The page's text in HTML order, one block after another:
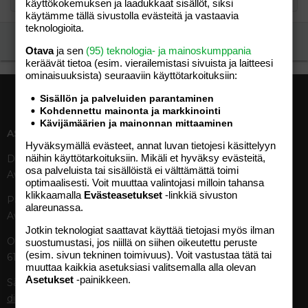
ASIAKASPALVELU
Digipalvelut (09) 156 6227
Avoinna ma–pe 8–19
Painettu lehti (09) 156 665
Avoinna ma–pe 8–19
Otavamedian vaihde (09) 156
61
Sähköposti (digi)
digi@otavamedia.fi
Tekniset tiedot, aikataulut ja
ilmoitushinnat
Tietoa verkon kävijöistä
Käyttöehdot
TUOTTEET
käyttökokemuksen ja laadukkaat sisällöt, siksi
käytämme tällä sivustolla evästeitä ja vastaavia
teknologioita.
Otavaja sen (95) teknologia- ja mainoskumppania
keräävät tietoa (esim. vierailemis­tasi sivuista ja laitteesi
ominaisuuk­sista) seuraaviin käyttötarkoituksiin:
Sisällön ja palveluiden parantaminen
Kohdennettu mainonta ja markkinointi
Kävijämäärien ja mainonnan mittaaminen
Hyväksymällä evästeet, annat luvan tietojesi käsittelyyn
näihin käyttötarkoituksiin. Mikäli et hyväksy evästeitä,
osa palveluista tai sisällöistä ei välttämättä toimi
optimaalisesti. Voit muuttaa valintojasi milloin tahansa
klikkaamalla Evästeasetukset -linkkiä sivuston
alareunassa.
Jotkin teknologiat saattavat käyttää tietojasi myös ilman
suostumustasi, jos niillä on siihen oikeutettu peruste
(esim. sivun tekninen toimivuus). Voit vastustaa tätä tai
muuttaa kaikkia asetuksiasi valitsemalla alla olevan
Asetukset -painikkeen.